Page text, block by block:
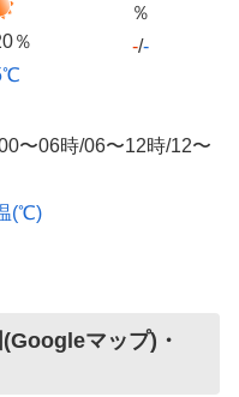
％
％
-/-
〜06時/06〜12時/12〜
(℃)
マップ)・